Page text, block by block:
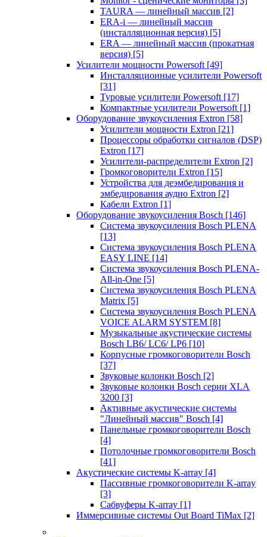
TAURA — линейный массив [2]
ERA-i — линейный массив
(инсталляционная версия) [5]
ERA — линейный массив (прокатная
версия) [5]
Усилители мощности Powersoft [49]
Инсталляционные усилители Powersoft
[31]
Туровые усилители Powersoft [17]
Компактные усилители Powersoft [1]
Оборудование звукоусиления Extron [58]
Усилители мощности Extron [21]
Процессоры обработки сигналов (DSP)
Extron [17]
Усилители-распределители Extron [2]
Громкоговорители Extron [15]
Устройства для деэмбедирования и
эмбедирования аудио Extron [2]
Кабели Extron [1]
Оборудование звукоусиления Bosch [146]
Система звукоусиления Bosch PLENA
[13]
Система звукоусиления Bosch PLENA
EASY LINE [14]
Система звукоусиления Bosch PLENA-
All-in-One [5]
Система звукоусиления Bosch PLENA
Matrix [5]
Система звукоусиления Bosch PLENA
VOICE ALARM SYSTEM [8]
Музыкальные акустические системы
Bosch LB6/ LC6/ LP6 [10]
Корпусные громкоговорители Bosch
[37]
Звуковые колонки Bosch [2]
Звуковые колонки Bosch серии XLA
3200 [3]
Активные акустические системы
"Линейный массив" Bosch [4]
Панельные громкоговорители Bosch
[4]
Потолочные громкоговорители Bosch
[41]
Акустические системы K-array [4]
Пассивные громкоговорители K-array
[3]
Сабвуферы K-array [1]
Иммерсивные системы Out Board TiMax [2]